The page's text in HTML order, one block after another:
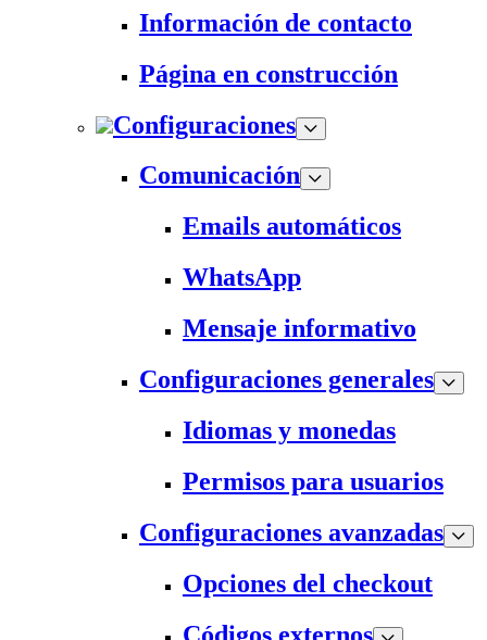
Información de contacto
Página en construcción
Configuraciones
Comunicación
Emails automáticos
WhatsApp
Mensaje informativo
Configuraciones generales
Idiomas y monedas
Permisos para usuarios
Configuraciones avanzadas
Opciones del checkout
Códigos externos